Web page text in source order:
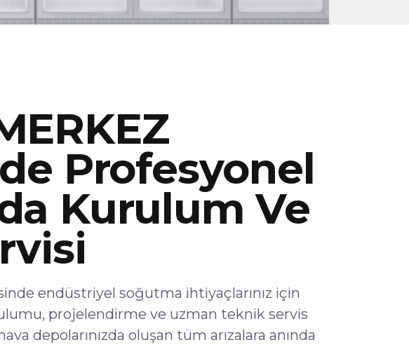
Profesyonel
Kurulum Ve
endüstriyel soğutma ihtiyaçlarınız için
projelendirme ve uzman teknik servis
depolarınızda oluşan tüm arızalara anında